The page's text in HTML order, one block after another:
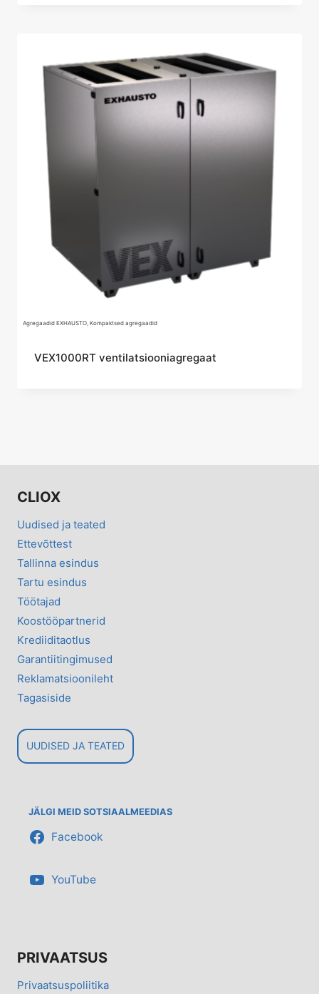
Agregaadid EXHAUSTO, Kompaktsed agregaadid
VEX1000RT ventilatsiooniagregaat
CLIOX
Uudised ja teated
Ettevõttest
Tallinna esindus
Tartu esindus
Töötajad
Koostööpartnerid
Krediiditaotlus
Garantiitingimused
Reklamatsioonileht
Tagasiside
UUDISED JA TEATED
JÄLGI MEID SOTSIAALMEEDIAS
Facebook
YouTube
PRIVAATSUS
Privaatsuspoliitika